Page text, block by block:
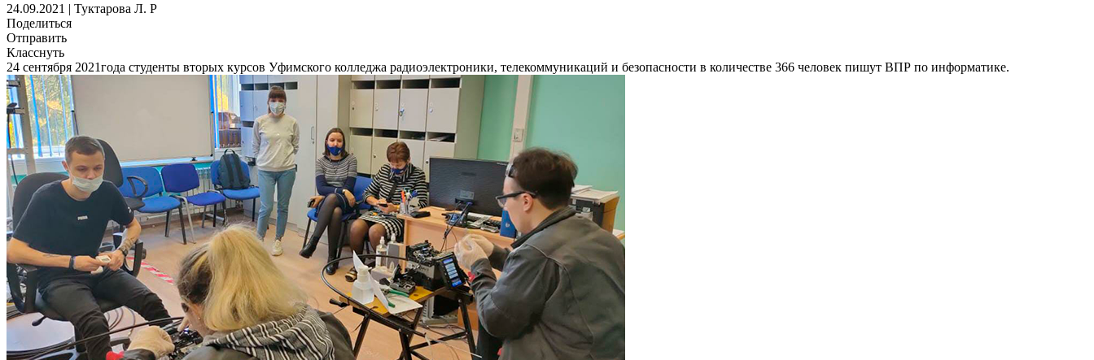
24.09.2021 | Туктарова Л. Р
Поделиться
Отправить
Класснуть
24 сентября 2021года студенты вторых курсов Уфимского колледжа радиоэлектроники, телекоммуникаций и безопасности в количестве 366 человек пишут ВПР по информатике.